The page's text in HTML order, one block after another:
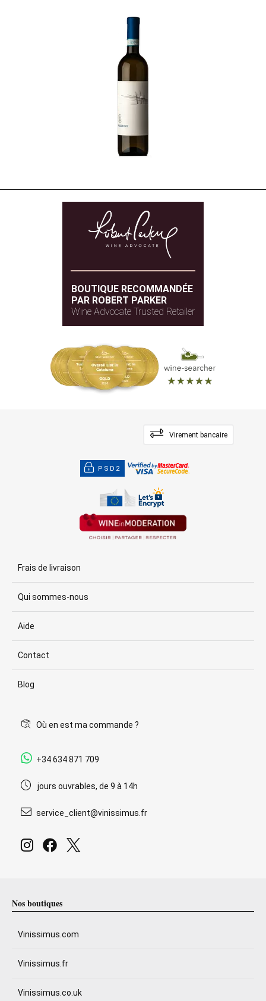
BOUTIQUE RECOMMANDÉE
PAR ROBERT PARKER
Wine Advocate Trusted Retailer
Virement bancaire
PSD2
Frais de livraison
Qui sommes-nous
Aide
Contact
Blog
Où en est ma commande ?
+34 634 871 709
jours ouvrables, de 9 à 14h
service_client@vinissimus.fr
Nos boutiques
Vinissimus.com
Vinissimus.fr
Vinissimus.co.uk